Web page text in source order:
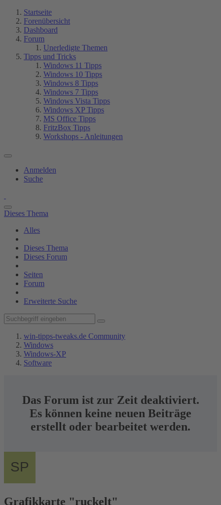
Startseite
Forenübersicht
Dashboard
Forum
Unerledigte Themen
Tipps und Tricks
Windows 11 Tipps
Windows 10 Tipps
Windows 8 Tipps
Windows 7 Tipps
Windows Vista Tipps
Windows XP Tipps
MS Office Tipps
FritzBox Tipps
Workshops - Anleitungen
Anmelden
Suche
Dieses Thema
Alles
Dieses Thema
Dieses Forum
Seiten
Forum
Erweiterte Suche
win-tipps-tweaks.de Community
Windows
Windows-XP
Software
Das Forum ist zur Zeit deaktiviert.
Es können keine neuen Beiträge
erstellt oder bearbeitet werden.
Grafikkarte "ruckelt"